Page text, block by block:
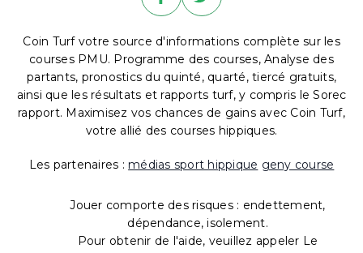
Coin Turf votre source d'informations complète sur les
courses PMU. Programme des courses, Analyse des
partants, pronostics du quinté, quarté, tiercé gratuits,
ainsi que les résultats et rapports turf, y compris le Sorec
rapport. Maximisez vos chances de gains avec Coin Turf,
votre allié des courses hippiques.
Les partenaires : médias sport hippique geny course
Jouer comporte des risques : endettement,
dépendance, isolement.
Pour obtenir de l'aide, veuillez appeler Le